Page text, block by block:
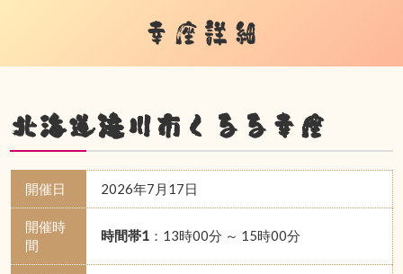
幸座詳細
北海道滝川市くるる幸座
開催日 2026年7月17日
開催時
間
時間帯1：13時00分 ～ 15時00分